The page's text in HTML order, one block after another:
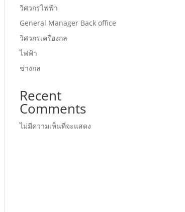
วิศวกรไฟฟ้า
General Manager Back office
วิศวกรเครื่องกล
ไฟฟ้า
ช่างกล
Recent
Comments
ไม่มีความเห็นที่จะแสดง